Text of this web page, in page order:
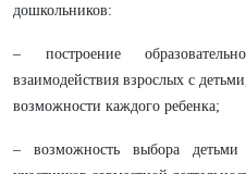
дошкольников:
‒ построение
взаимодействия взрослых с
возможности каждого ребенка;
‒ возможность выбора детьми